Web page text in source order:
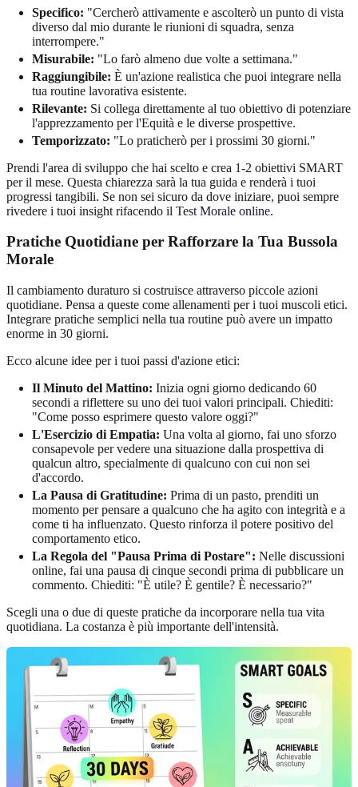
Specifico: "Cercherò attivamente e ascolterò un punto di vista
diverso dal mio durante le riunioni di squadra, senza
interrompere."
Misurabile: "Lo farò almeno due volte a settimana."
Raggiungibile: È un'azione realistica che puoi integrare nella
tua routine lavorativa esistente.
Rilevante: Si collega direttamente al tuo obiettivo di potenziare
l'apprezzamento per l'Equità e le diverse prospettive.
Temporizzato: "Lo praticherò per i prossimi 30 giorni."
Prendi l'area di sviluppo che hai scelto e crea 1-2 obiettivi SMART
per il mese. Questa chiarezza sarà la tua guida e renderà i tuoi
progressi tangibili. Se non sei sicuro da dove iniziare, puoi sempre
rivedere i tuoi insight rifacendo il Test Morale online.
Pratiche Quotidiane per Rafforzare la Tua Bussola
Morale
Il cambiamento duraturo si costruisce attraverso piccole azioni
quotidiane. Pensa a queste come allenamenti per i tuoi muscoli etici.
Integrare pratiche semplici nella tua routine può avere un impatto
enorme in 30 giorni.
Ecco alcune idee per i tuoi passi d'azione etici:
Il Minuto del Mattino: Inizia ogni giorno dedicando 60
secondi a riflettere su uno dei tuoi valori principali. Chiediti:
"Come posso esprimere questo valore oggi?"
L'Esercizio di Empatia: Una volta al giorno, fai uno sforzo
consapevole per vedere una situazione dalla prospettiva di
qualcun altro, specialmente di qualcuno con cui non sei
d'accordo.
La Pausa di Gratitudine: Prima di un pasto, prenditi un
momento per pensare a qualcuno che ha agito con integrità e a
come ti ha influenzato. Questo rinforza il potere positivo del
comportamento etico.
La Regola del "Pausa Prima di Postare": Nelle discussioni
online, fai una pausa di cinque secondi prima di pubblicare un
commento. Chiediti: "È utile? È gentile? È necessario?"
Scegli una o due di queste pratiche da incorporare nella tua vita
quotidiana. La costanza è più importante dell'intensità.